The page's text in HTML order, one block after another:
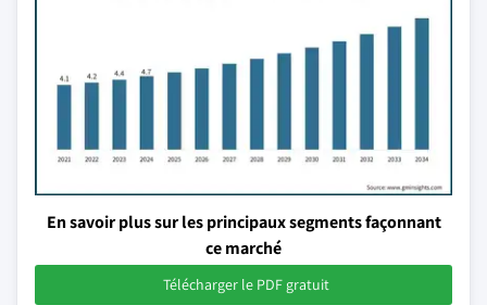
En savoir plus sur les principaux segments façonnant
ce marché
Télécharger le PDF gratuit